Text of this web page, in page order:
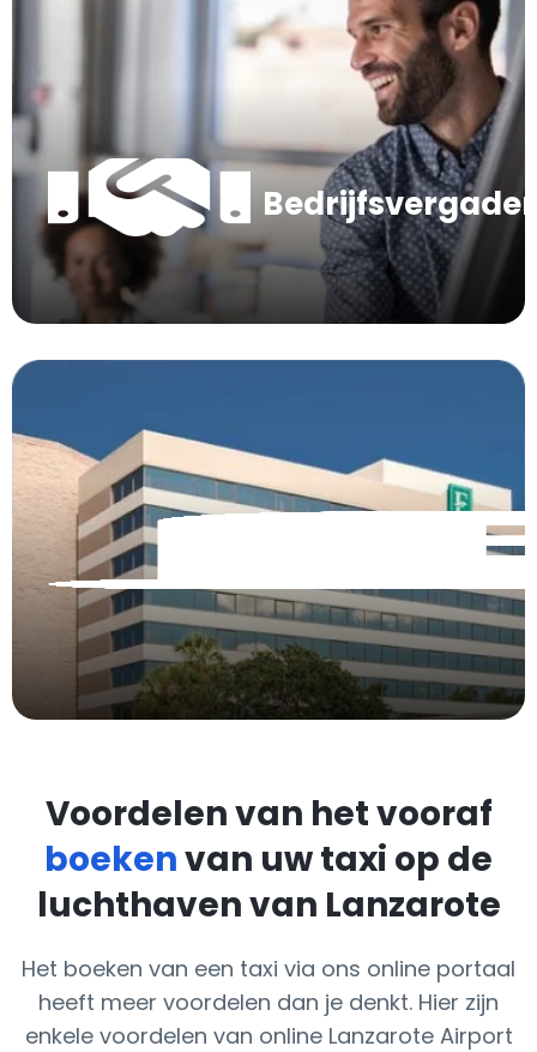
Voordelen van het vooraf
boekenvan uw taxi op de
luchthaven van Lanzarote
Het boeken van een taxi via ons online portaal
heeft meer voordelen dan je denkt. Hier zijn
enkele voordelen van online Lanzarote Airport